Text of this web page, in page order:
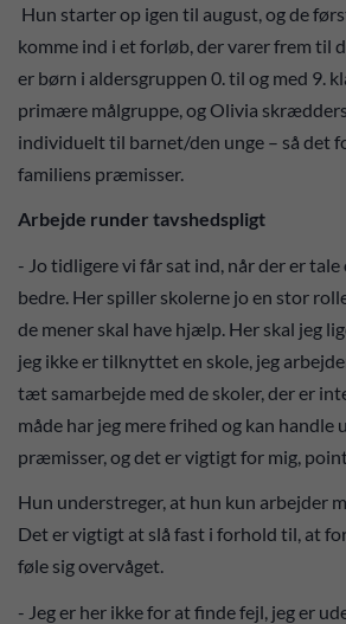
Hun starter op igen til august, og de
komme ind i et forløb, der varer frem til
er børn i aldersgruppen 0. til og med 9.
primære målgruppe, og Olivia
individuelt til barnet/den unge – så det
familiens præmisser.
Arbejde runder tavshedspligt
- Jo tidligere vi får sat ind, når der er
bedre. Her spiller skolerne jo en stor
de mener skal have hjælp. Her skal jeg
jeg ikke er tilknyttet en skole, jeg
tæt samarbejde med de skoler, der er
måde har jeg mere frihed og kan handle
præmisser, og det er vigtigt for mig,
Hun understreger, at hun kun arbejder
Det er vigtigt at slå fast i forhold til, at
føle sig overvåget.
- Jeg er her ikke for at finde fejl, jeg er